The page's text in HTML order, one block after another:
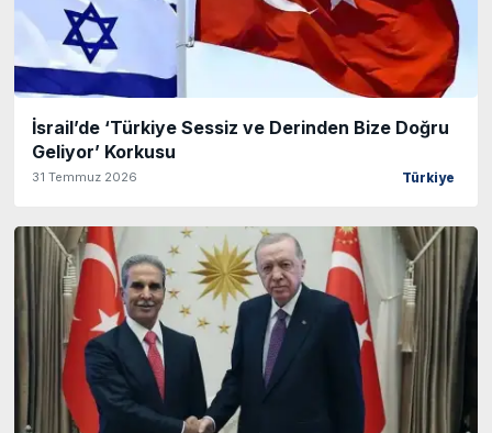
İsrail’de ‘Türkiye Sessiz ve Derinden Bize Doğru
Geliyor’ Korkusu
31 Temmuz 2026 Türkiye